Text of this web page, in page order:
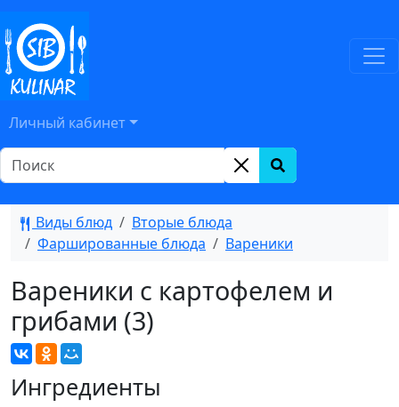
Личный кабинет
Виды блюд
Вторые блюда
Фаршированные блюда
Вареники
Вареники с картофелем и
грибами (3)
Ингредиенты